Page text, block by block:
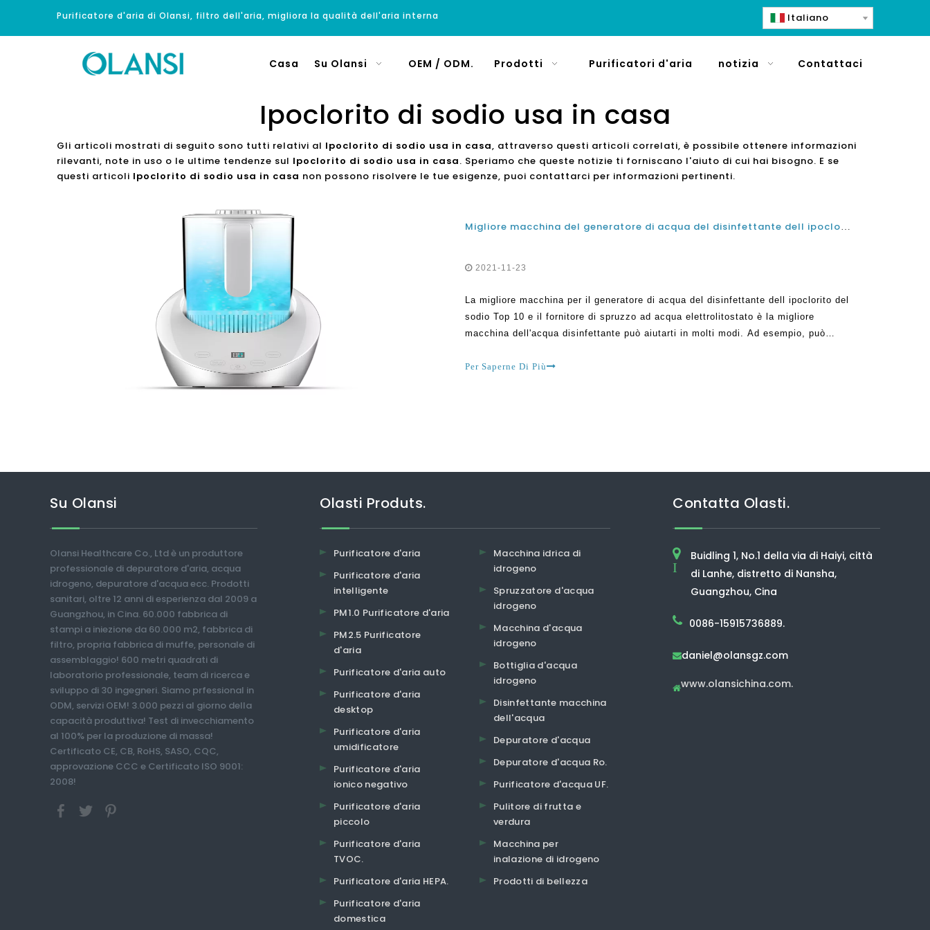
Purificatore d'aria di Olansi, filtro dell'aria, migliora la qualità dell'aria interna Italiano
Casa Su Olansi OEM / ODM. Prodotti Purificatori d'aria notizia Contattaci
Ipoclorito di sodio usa in casa
Gli articoli mostrati di seguito sono tutti relativi al Ipoclorito di sodio usa in casa, attraverso questi articoli correlati, è possibile ottenere informazioni
rilevanti, note in uso o le ultime tendenze sul Ipoclorito di sodio usa in casa. Speriamo che queste notizie ti forniscano l'aiuto di cui hai bisogno. E se
questi articoli Ipoclorito di sodio usa in casa non possono risolvere le tue esigenze, puoi contattarci per informazioni pertinenti.
Migliore macchina del generatore di acqua del disinfettante dell ipoclorito del sodio Top 10 e fornitore di spray ad acqua elettrolitici
2021-11-23
La migliore macchina per il generatore di acqua del disinfettante dell ipoclorito del
sodio Top 10 e il fornitore di spruzzo ad acqua elettrolitostato è la migliore
macchina dell'acqua disinfettante può aiutarti in molti modi. Ad esempio, può
stai utilizzando per vari PU
Per Saperne Di Più
Su Olansi
Olansi Healthcare Co., Ltd è un produttore
professionale di depuratore d'aria, acqua
idrogeno, depuratore d'acqua ecc. Prodotti
sanitari, oltre 12 anni di esperienza dal 2009 a
Guangzhou, in Cina. 60.000 fabbrica di
stampi a iniezione da 60.000 m2, fabbrica di
filtro, propria fabbrica di muffe, personale di
assemblaggio! 600 metri quadrati di
laboratorio professionale, team di ricerca e
sviluppo di 30 ingegneri. Siamo prfessional in
ODM, servizi OEM! 3.000 pezzi al giorno della
capacità produttiva! Test di invecchiamento
al 100% per la produzione di massa!
Certificato CE, CB, RoHS, SASO, CQC,
approvazione CCC e Certificato ISO 9001:
2008!
Olasti Produts.
Purificatore d'aria
Purificatore d'aria
intelligente
PM1.0 Purificatore d'aria
PM2.5 Purificatore
d'aria
Purificatore d'aria auto
Purificatore d'aria
desktop
Purificatore d'aria
umidificatore
Purificatore d'aria
ionico negativo
Purificatore d'aria
piccolo
Purificatore d'aria
TVOC.
Purificatore d'aria HEPA.
Purificatore d'aria
domestica
Macchina idrica di
idrogeno
Spruzzatore d'acqua
idrogeno
Macchina d'acqua
idrogeno
Bottiglia d'acqua
idrogeno
Disinfettante macchina
dell'acqua
Depuratore d'acqua
Depuratore d'acqua Ro.
Purificatore d'acqua UF.
Pulitore di frutta e
verdura
Macchina per
inalazione di idrogeno
Prodotti di bellezza
Contatta Olasti.
I
Buidling 1, No.1 della via di Haiyi, città
di Lanhe, distretto di Nansha,
Guangzhou, Cina
0086-15915736889.
daniel@olansgz.com
www.olansichina.com.